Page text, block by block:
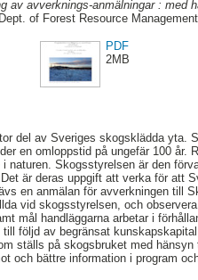
av avverknings-anmälningar : med
of Forest Resource Management
PDF
2MB
del av Sveriges skogsklädda yta.
en omloppstid på ungefär 100 år.
naturen. Skogsstyrelsen är den
är deras uppgift att verka för att
en anmälan för avverkningen till
vid skogsstyrelsen, och
mål handläggarna arbetar i
följd av begränsat
ställs på skogsbruket med
och bättre information i program